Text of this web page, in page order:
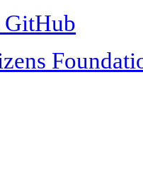
GitHub